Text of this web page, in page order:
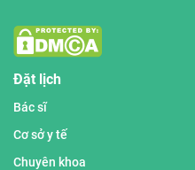
Đặt lịch
Bác sĩ
Cơ sở y tế
Chuyên khoa